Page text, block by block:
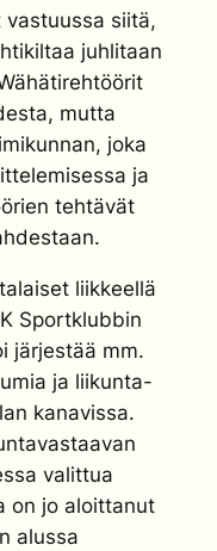
vastuussa siitä,
juhlitaan
mutta
joka
ja
tehtävät
liikkeellä
Sportklubbin
järjestää mm.
ja liikunta-
kanavissa.
valittua
on jo aloittanut
alussa